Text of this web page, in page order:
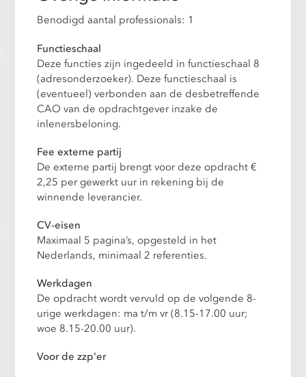
Benodigd aantal professionals: 1
Functieschaal
Deze functies zijn ingedeeld in functieschaal 8
(adresonderzoeker). Deze functieschaal is
(eventueel) verbonden aan de desbetreffende
CAO van de opdrachtgever inzake de
inlenersbeloning.
Fee externe partij
De externe partij brengt voor deze opdracht €
2,25 per gewerkt uur in rekening bij de
winnende leverancier.
CV-eisen
Maximaal 5 pagina’s, opgesteld in het
Nederlands, minimaal 2 referenties.
Werkdagen
De opdracht wordt vervuld op de volgende 8-
urige werkdagen: ma t/m vr (8.15-17.00 uur;
woe 8.15-20.00 uur).
Voor de zzp'er